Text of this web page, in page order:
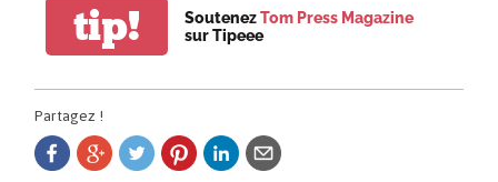
tip! SoutenezTom Press Magazine
sur Tipeee
Partagez !